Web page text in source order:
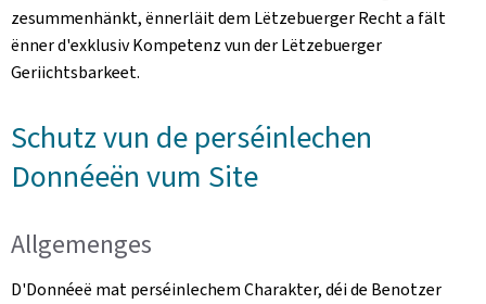
zesummenhänkt, ënnerläit dem Lëtzebuerger Recht a fält
ënner d'exklusiv Kompetenz vun der Lëtzebuerger
Geriichtsbarkeet.
Schutz vun de perséinlechen
Donnéeën vum Site
Allgemenges
D'Donnéeë mat perséinlechem Charakter, déi de Benotzer